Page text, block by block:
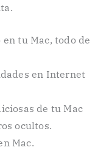
tu Mac, todo de
en Internet
de tu Mac
ocultos.
Mac.